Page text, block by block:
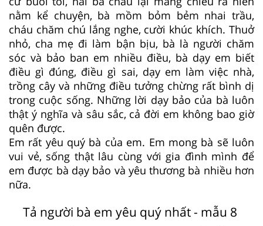
nằm kể chuyện, bà mồm bỏm bẻm nhai trầu,
cháu chăm chú lắng nghe, cười khúc khích. Thuở
nhỏ, cha mẹ đi làm bận bịu, bà là người chăm
sóc và bảo ban em nhiều điều, bà dạy em biết
điều gì đúng, điều gì sai, dạy em làm việc nhà,
trồng cây và những điều tưởng chừng rất bình dị
trong cuộc sống. Những lời dạy bảo của bà luôn
thật ý nghĩa và sâu sắc, cả đời em không bao giờ
quên được.
Em rất yêu quý bà của em. Em mong bà sẽ luôn
vui vẻ, sống thật lâu cùng với gia đình mình để
em được bà dạy bảo và yêu thương bà nhiều hơn
nữa.
Tả người bà em yêu quý nhất - mẫu 8